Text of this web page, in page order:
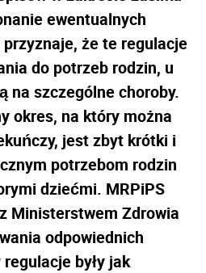
ewentualnych
że te regulacje
do potrzeb rodzin, u
na szczególne choroby.
okres, na który można
jest zbyt krótki i
potrzebom rodzin
dziećmi. MRPiPS
Ministerstwem Zdrowia
odpowiednich
były jak